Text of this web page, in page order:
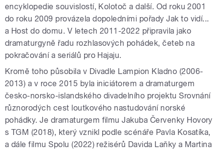
encyklopedie souvislostí, Kolotoč a další. Od roku 2001
do roku 2009 provázela dopoledními pořady Jak to vidí...
a Host do domu. V letech 2011-2022 připravila jako
dramaturgyně řadu rozhlasových pohádek, četeb na
pokračování a seriálů pro Hajaju.
Kromě toho působila v Divadle Lampion Kladno (2006-
2013) a v roce 2015 byla iniciátorem a dramaturgem
česko-norsko-islandského divadelního projektu Srovnání
různorodých cest loutkového nastudování norské
pohádky. Je dramaturgem filmu Jakuba Červenky Hovory
s TGM (2018), který vznikl podle scénáře Pavla Kosatíka,
a dále filmu Spolu (2022) režisérů Davida Laňky a Martina